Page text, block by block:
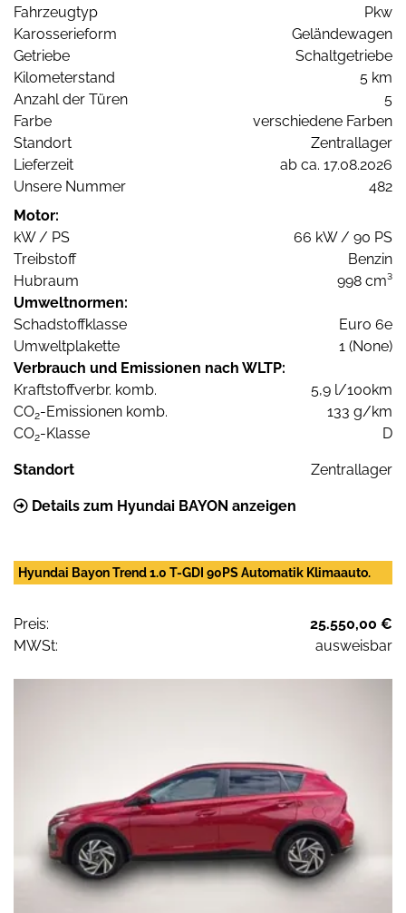
Fahrzeugtyp
Pkw
Karosserieform
Geländewagen
Getriebe
Schaltgetriebe
Kilometerstand
5 km
Anzahl der Türen
5
Farbe
verschiedene Farben
Standort
Zentrallager
Lieferzeit
ab ca. 17.08.2026
Unsere Nummer
482
Motor:
kW / PS
66 kW / 90 PS
Treibstoff
Benzin
Hubraum
998 cm³
Umweltnormen:
Schadstoffklasse
Euro 6e
Umweltplakette
1 (None)
Verbrauch und Emissionen nach WLTP:
Kraftstoffverbr. komb.
5,9 l/100km
CO2-Emissionen komb.
133 g/km
CO2-Klasse D
Standort Zentrallager
Details zum Hyundai BAYON anzeigen
Hyundai Bayon Trend 1.0 T-GDI 90PS Automatik Klimaauto.
Preis:
25.550,00 €
MWSt:
ausweisbar